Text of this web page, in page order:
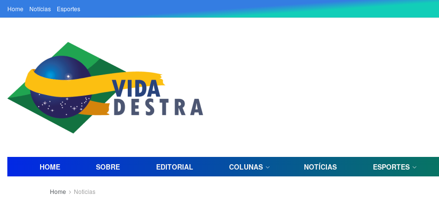
Home Notícias Esportes
HOME SOBRE EDITORIAL COLUNAS NOTÍCIAS ESPORTES
Home Noticias